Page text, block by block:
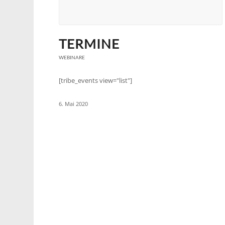
TERMINE
WEBINARE
[tribe_events view="list"]
6. Mai 2020